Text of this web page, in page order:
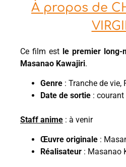
À propos de
Ce film est le premier long-
Masanao Kawajiri.
Genre : Tranche de vie,
Date de sortie : courant
Staff anime : à venir
Œuvre originale :
Réalisateur : Masanao